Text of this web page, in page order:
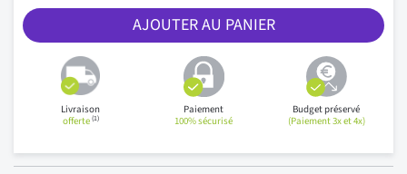
AJOUTER AU PANIER
Livraison
offerte(1)
Paiement
100% sécurisé
Budget préservé
(Paiement 3x et 4x)